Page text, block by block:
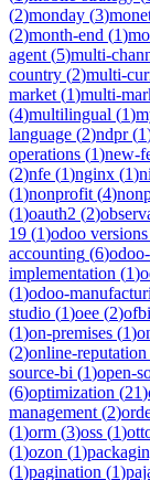
(2)monday (3)
(2)month-end (1)
agent (5)multi-
country (2)multi-
market (1)multi-
(4)multilingual (1)
language (2)ndpr(1
operations (1)new-
(2)nfe (1)nginx (1)
(1)nonprofit (4)
(1)oauth2 (2)
19 (1)odoo versions
accounting (6)
implementation (1)
(1)odoo-
studio (1)oee (2)
(1)on-premises (1)
(2)online-reputation
source-bi (1)open-
(6)optimization (21)
management (2)
(1)orm (3)oss (1)
(1)ozon (1)
(1)pagination (1)